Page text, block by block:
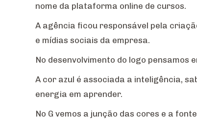
nome da plataforma online de cursos.
A agência ficou responsável pela
e mídias sociais da empresa.
No desenvolvimento do logo pensamos
A cor azul é associada a inteligência,
energia em aprender.
No G vemos a junção das cores e a